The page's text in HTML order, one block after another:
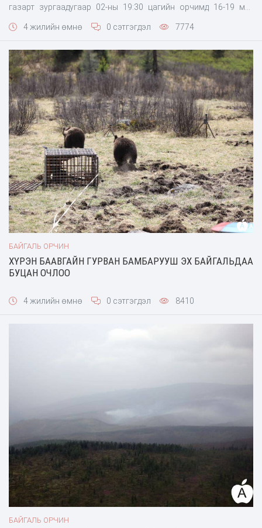
газарт зургаадугаар 02-ны 19:30 цагийн орчимд 16-19 м/с
ханатай гэр нурсан тухай мэдээллийг мөн үдшийн 20:05 цагт
4 жилийн өмнө 0 сэтгэгдэл 7774
БАЙГАЛЬ ОРЧИН
ХҮРЭН БААВГАЙН ГУРВАН БАМБАРУУШ ЭХ БАЙГАЛЬДАА
БУЦАН ОЧЛОО
4 жилийн өмнө 0 сэтгэгдэл 8410
БАЙГАЛЬ ОРЧИН